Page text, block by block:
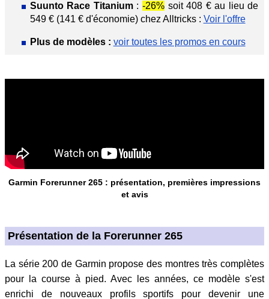
Suunto Race Titanium: -26%soit 408 € au lieu de
549 € (141 € d'économie) chez Alltricks : Voir l'offre
Plus de modèles : voir toutes les promos en cours
Garmin Forerunner 265 : présentation, premières impressions
et avis
Présentation de la Forerunner 265
La série 200 de Garmin propose des montres très complètes
pour la course à pied. Avec les années, ce modèle s'est
enrichi de nouveaux profils sportifs pour devenir une